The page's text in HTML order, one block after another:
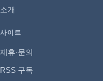
소개
사이트
제휴·문의
RSS 구독